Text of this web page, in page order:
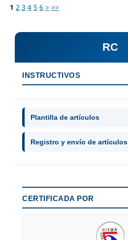
1 2 3 4 5 6 > >>
RC
INSTRUCTIVOS
Plantilla de artículos
Registro y envío de artículos
CERTIFICADA POR